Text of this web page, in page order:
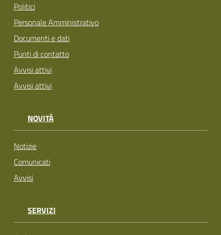
Politici
Personale Amministrativo
Documenti e dati
Punti di contatto
Avvisi attivi
Avvisi attivi
NOVITÀ
Notizie
Comunicati
Avvisi
SERVIZI